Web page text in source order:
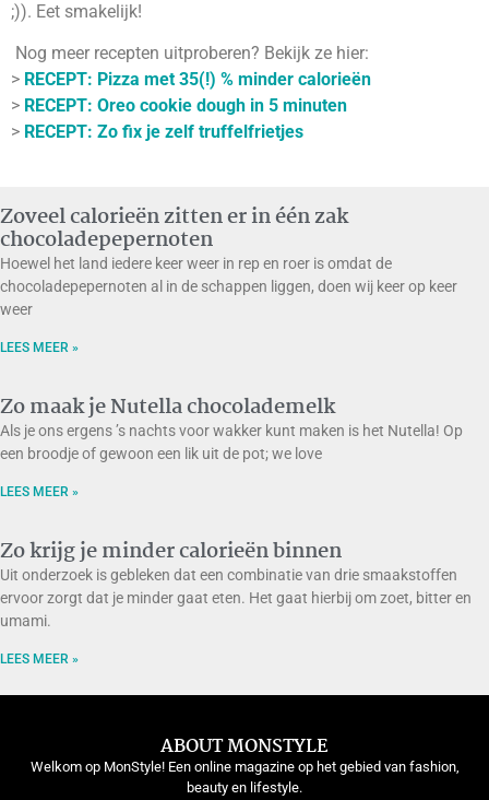
;)). Eet smakelijk!
Nog meer recepten uitproberen? Bekijk ze hier:
> RECEPT: Pizza met 35(!) % minder calorieën
> RECEPT: Oreo cookie dough in 5 minuten
> RECEPT: Zo fix je zelf truffelfrietjes
Zoveel calorieën zitten er in één zak
chocoladepepernoten
Hoewel het land iedere keer weer in rep en roer is omdat de
chocoladepepernoten al in de schappen liggen, doen wij keer op keer
weer
LEES MEER »
Zo maak je Nutella chocolademelk
Als je ons ergens ’s nachts voor wakker kunt maken is het Nutella! Op
een broodje of gewoon een lik uit de pot; we love
LEES MEER »
Zo krijg je minder calorieën binnen
Uit onderzoek is gebleken dat een combinatie van drie smaakstoffen
ervoor zorgt dat je minder gaat eten. Het gaat hierbij om zoet, bitter en
umami.
LEES MEER »
ABOUT MONSTYLE
Welkom op MonStyle! Een online magazine op het gebied van fashion,
beauty en lifestyle.